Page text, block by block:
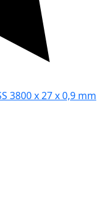
3800 x 27 x 0,9 mm